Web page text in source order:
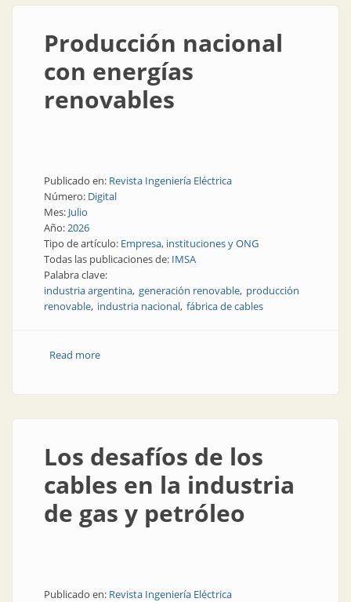
Producción nacional
con energías
renovables
Publicado en: Revista Ingeniería Eléctrica
Número: Digital
Mes: Julio
Año:2026
Tipo de artículo: Empresa, instituciones y ONG
Todas las publicaciones de: IMSA
Palabra clave:
industria argentina generación renovable producción
renovable industria nacional fábrica de cables
Read moreabout Producción nacional con energías renovables
Los desafíos de los
cables en la industria
de gas y petróleo
Publicado en: Revista Ingeniería Eléctrica